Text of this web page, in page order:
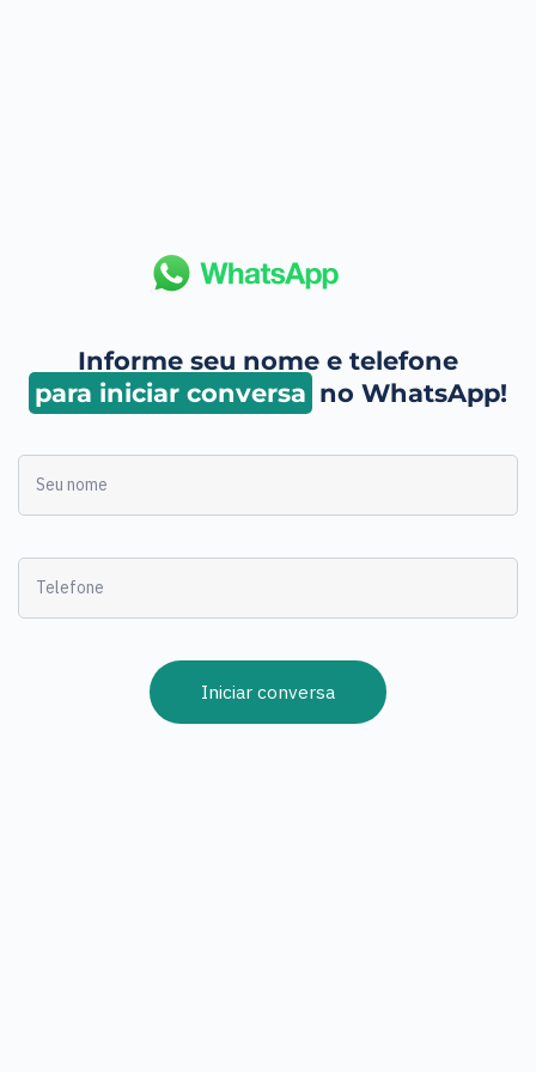
Informe seu nome e telefone
para iniciar conversa no WhatsApp!
Iniciar conversa